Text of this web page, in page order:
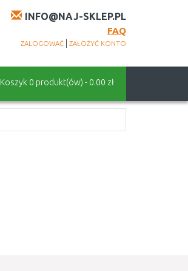
INFO@NAJ-SKLEP.PL
FAQ
ZALOGOWAĆ ZAŁOŻYĆ KONTO
Koszyk 0 produkt(ów) - 0.00 zł